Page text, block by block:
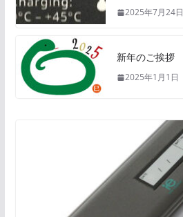
2025年7月24日
新年のご挨拶
2025年1月1日